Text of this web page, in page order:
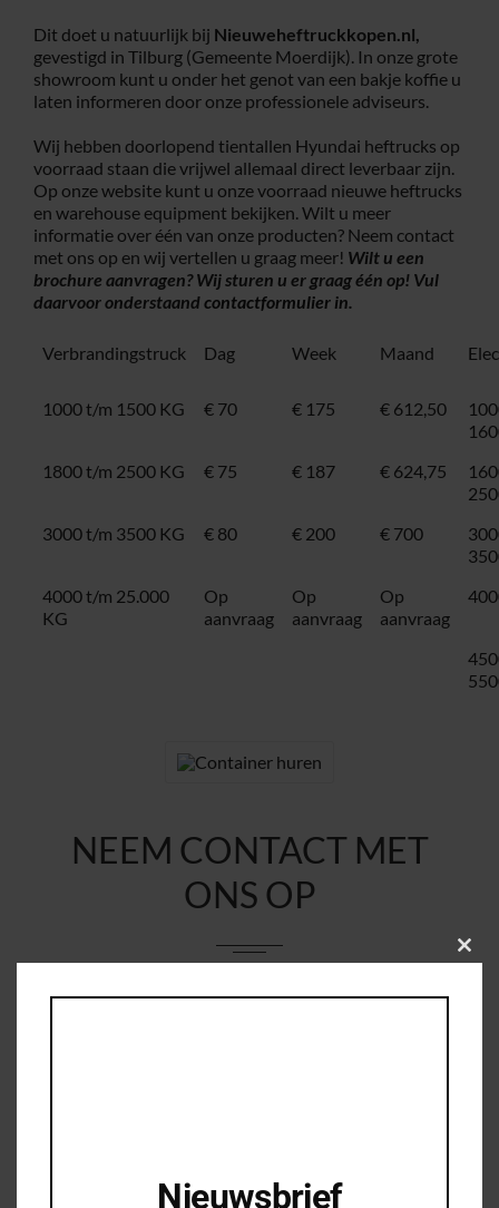
Dit doet u natuurlijk bij Nieuweheftruckkopen.nl,
gevestigd in Tilburg (Gemeente Moerdijk). In onze grote
showroom kunt u onder het genot van een bakje koffie u
laten informeren door onze professionele adviseurs.
Wij hebben doorlopend tientallen Hyundai heftrucks op
voorraad staan die vrijwel allemaal direct leverbaar zijn.
Op onze website kunt u onze voorraad nieuwe heftrucks
en warehouse equipment bekijken. Wilt u meer
informatie over één van onze producten? Neem contact
met ons op en wij vertellen u graag meer! Wilt u een
brochure aanvragen? Wij sturen u er graag één op! Vul
daarvoor onderstaandcontactformulierin.
Verbrandingstruck Dag Week Maand
1000 t/m 1500 KG € 70 € 175 € 612,50
1800 t/m 2500 KG
€ 75 € 187 € 624,75
3000 t/m 3500 KG
€ 80 € 200 € 700
4000 t/m 25.000
KG
Op
aanvraag
Op
aanvraag
Op
aanvraag
NEEM CONTACT MET
ONS OP
Nieuwsbrief